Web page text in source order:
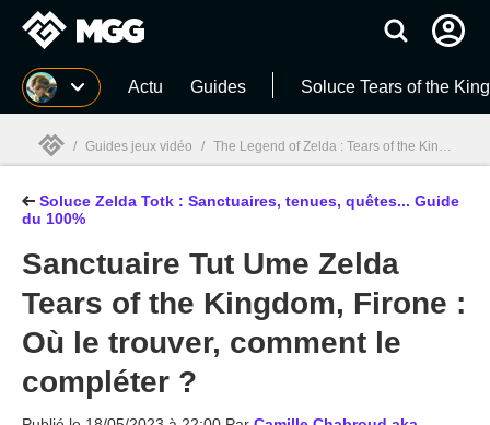
MGG Actu Guides Soluce Tears of the
MGG
/ Guides jeux vidéo / The Legend of Zelda : Tears of the Kingdom
Soluce Zelda Totk : Sanctuaires, tenues, quêtes... Guide
du 100%
Sanctuaire Tut Ume Zelda
Tears of the Kingdom, Firone :
Où le trouver, comment le
compléter ?